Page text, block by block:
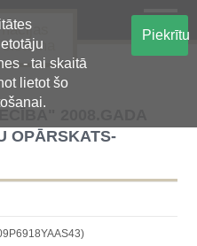
- tai skaitā
lietot šo
Piekrītu
2008.GADA
OPĀRSKATS-